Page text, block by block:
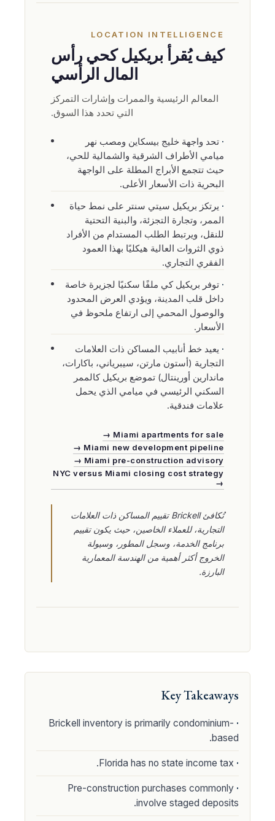
LOCATION INTELLIGENCE
كيف يُقرأ بريكيل كحي رأس
المال الرأسي
المعالم الرئيسية والممرات وإشارات التمركز
التي تحدد هذا السوق.
تحد واجهة خليج بيسكاين ومصب نهر
ميامي الأطراف الشرقية والشمالية للحي،
حيث تتجمع الأبراج المطلة على الواجهة
البحرية ذات الأسعار الأعلى.
يرتكز بريكيل سيتي سنتر على نمط حياة
الممر، وتجارة التجزئة، والبنية التحتية
للنقل، ويرتبط الطلب المستدام من الأفراد
ذوي الثروات العالية هيكليًا بهذا العمود
الفقري التجاري.
توفر بريكيل كي ملفًا سكنيًا لجزيرة خاصة
داخل قلب المدينة، ويؤدي العرض المحدود
والوصول المحمي إلى ارتفاع ملحوظ في
الأسعار.
يعيد خط أنابيب المساكن ذات العلامات
التجارية (أستون مارتن، سيبرياني، باكارات،
ماندارين أورينتال) تموضع بريكيل كالممر
السكني الرئيسي في ميامي الذي يحمل
علامات فندقية.
Miami apartments for sale →
Miami new development pipeline →
Miami pre-construction advisory →
NYC versus Miami closing cost strategy
→
تُكافئ Brickell تقييم المساكن ذات العلامات
التجارية، للعملاء الخاصين، حيث يكون تقييم
برنامج الخدمة، وسجل المطور، وسيولة
الخروج أكثر أهمية من الهندسة المعمارية
البارزة.
Key Takeaways
Brickell inventory is primarily condominium-
based.
Florida has no state income tax.
Pre-construction purchases commonly
involve staged deposits.